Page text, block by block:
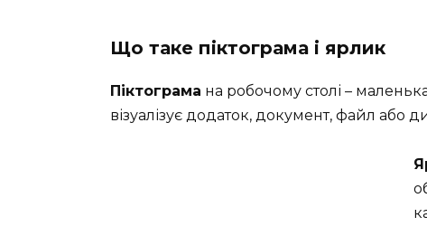
Що таке піктограма і ярлик
Піктограма на робочому столі –
візуалізує додаток, документ, файл або